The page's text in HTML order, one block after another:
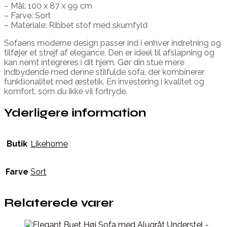
– Mål: 100 x 87 x 99 cm
– Farve: Sort
– Materiale: Ribbet stof med skumfyld
Sofaens moderne design passer ind i enhver indretning og
tilføjer et strejf af elegance. Den er ideel til afslapning og
kan nemt integreres i dit hjem. Gør din stue mere
indbydende med denne stilfulde sofa, der kombinerer
funktionalitet med æstetik. En investering i kvalitet og
komfort, som du ikke vil fortryde.
Yderligere information
Butik Likehome
Farve Sort
Relaterede varer